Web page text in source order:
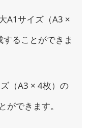
A1サイズ（A3 ×
ることができま
（A3 × 4枚）の
ができます。